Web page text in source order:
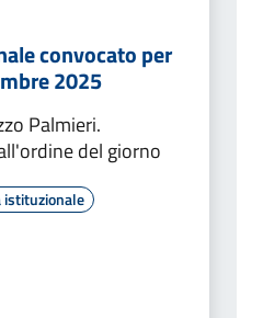
convocato per
2025
Palmieri.
del giorno
istituzionale